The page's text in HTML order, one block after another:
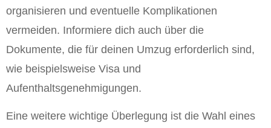
organisieren und eventuelle Komplikationen
vermeiden. Informiere dich auch über die
Dokumente, die für deinen Umzug erforderlich sind,
wie beispielsweise Visa und
Aufenthaltsgenehmigungen.
Eine weitere wichtige Überlegung ist die Wahl eines